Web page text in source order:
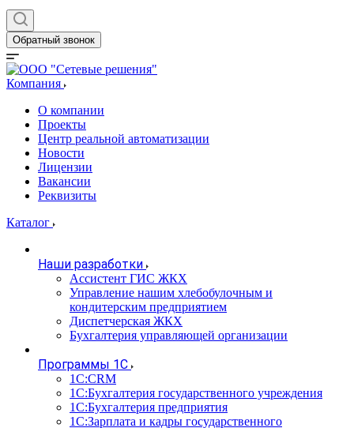
Обратный звонок
Компания
О компании
Проекты
Центр реальной автоматизации
Новости
Лицензии
Вакансии
Реквизиты
Каталог
Наши разработки
Ассистент ГИС ЖКХ
Управление нашим хлебобулочным и
кондитерским предприятием
Диспетчерская ЖКХ
Бухгалтерия управляющей организации
Программы 1С
1С:CRM
1С:Бухгалтерия государственного учреждения
1С:Бухгалтерия предприятия
1С:Зарплата и кадры государственного